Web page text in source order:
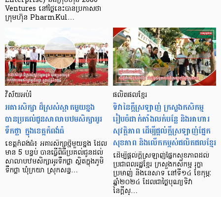
Ventures នៅថ្ងៃនេះបានប្រកាសថា
ក្រុមហ៊ុន PharmKul…
វិស័យអប់រំ
អគារសិក្សា ដ៏ស្រស់ស្អាតមួយខ្នង
បានប្រគល់ជូនសាលាបឋមសិក្សាអូរ
ទឹកថ្លា ក្នុងខេត្តកំពង់ធំ
ខេត្តកំពង់ធំ៖ អគារសិក្សាថ្មីមួយខ្នង ដែល
មាន 5 បន្ទប់ បានធ្វើពិធីប្រគល់ជូនដល់
សាលាបឋមសិក្សាអូរទឹកថ្លា ស្ថិតក្នុងភូមិ
ទឹកថ្លា ឃុំក្រយា ស្រុកសន្ទ…
ផលិតផលខ្មែរ
ទិវានៃក្តីស្រឡាញ់ ក្រសួងកសិកម្ម
រៀបចំដាក់តាំងលក់បន្លែ និងអាហារ
សុវត្ថិភាព ដើម្បីផ្តល់ក្តីស្រឡាញ់ផ្នែក
សុខភាព និងលើកកម្ពស់ផលិតផលខ្មែរ
ដើម្បីផ្តល់ក្ដីស្រឡាញ់ផ្នែកសុខភាពដល់
ប្រជាពលរដ្ឋខ្មែរ ក្រសួងកសិកម្ម រុក្ខា
ប្រមាញ់ និងនេសាទ នៅទី១៤ ខែកុម្ភៈ
ឆ្នាំ២០២៤ ដែលជាថ្ងៃបុណ្យទិវា
នៃក្តីស្…